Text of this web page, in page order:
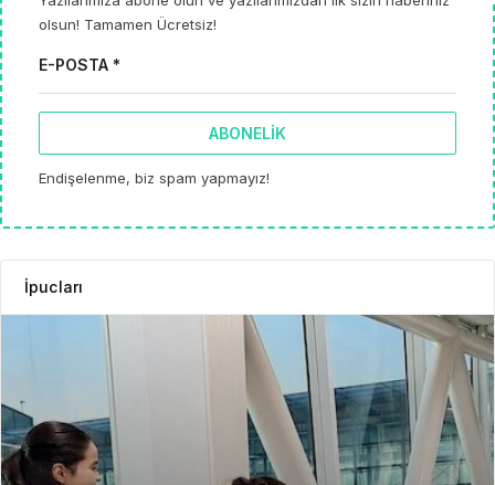
olsun! Tamamen Ücretsiz!
E-POSTA *
ABONELIK
Endişelenme, biz spam yapmayız!
İpucları